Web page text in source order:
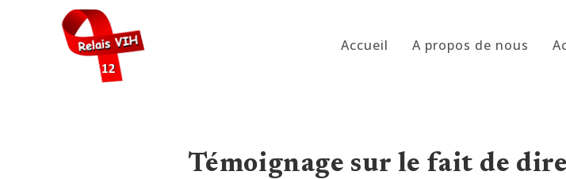
Accueil A propos de nous
Témoignage sur le fait de